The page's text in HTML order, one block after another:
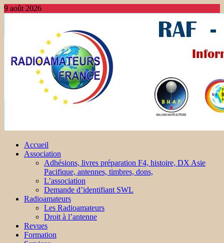
9 août 2026
Accueil
Association
Adhésions, livres préparation F4, histoire, DX Asie
Pacifique, antennes, timbres, dons,
L’association
Demande d’identifiant SWL
Radioamateurs
Les Radioamateurs
Droit à l’antenne
Revues
Formation